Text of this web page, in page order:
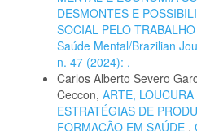
DESMONTES E
SOCIAL PELO TRABALHO
Saúde Mental/Brazilian
n. 47 (2024): .
Carlos Alberto Severo
Ceccon, ARTE,
ESTRATÉGIAS DE
FORMAÇÃO EM SAÚDE ,